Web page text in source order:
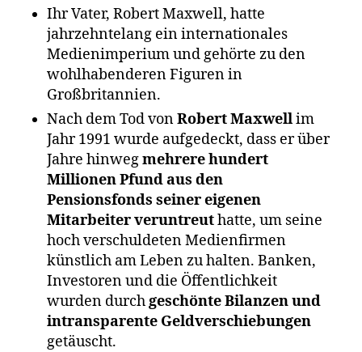
Ihr Vater, Robert Maxwell, hatte
jahrzehntelang ein internationales
Medienimperium und gehörte zu den
wohlhabenderen Figuren in
Großbritannien.
Nach dem Tod vonRobert Maxwellim
Jahr 1991 wurde aufgedeckt, dass er über
Jahre hinwegmehrere hundert
Millionen Pfund aus den
Pensionsfonds seiner eigenen
Mitarbeiter veruntreuthatte, um seine
hoch verschuldeten Medienfirmen
künstlich am Leben zu halten. Banken,
Investoren und die Öffentlichkeit
wurden durch geschönte Bilanzen und
intransparente Geldverschiebungen
getäuscht.